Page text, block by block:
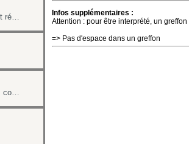
Infos supplémentaires :
Attention : pour être interprété, un
=> Pas d'espace dans un greffon